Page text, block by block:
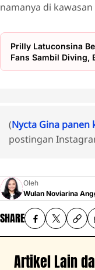
namanya di
Prilly Latuconsina
Fans Sambil Diving,
(Nycta Gina
postingan
Oleh
Wulan Noviarina
SHARE
Artikel Lain